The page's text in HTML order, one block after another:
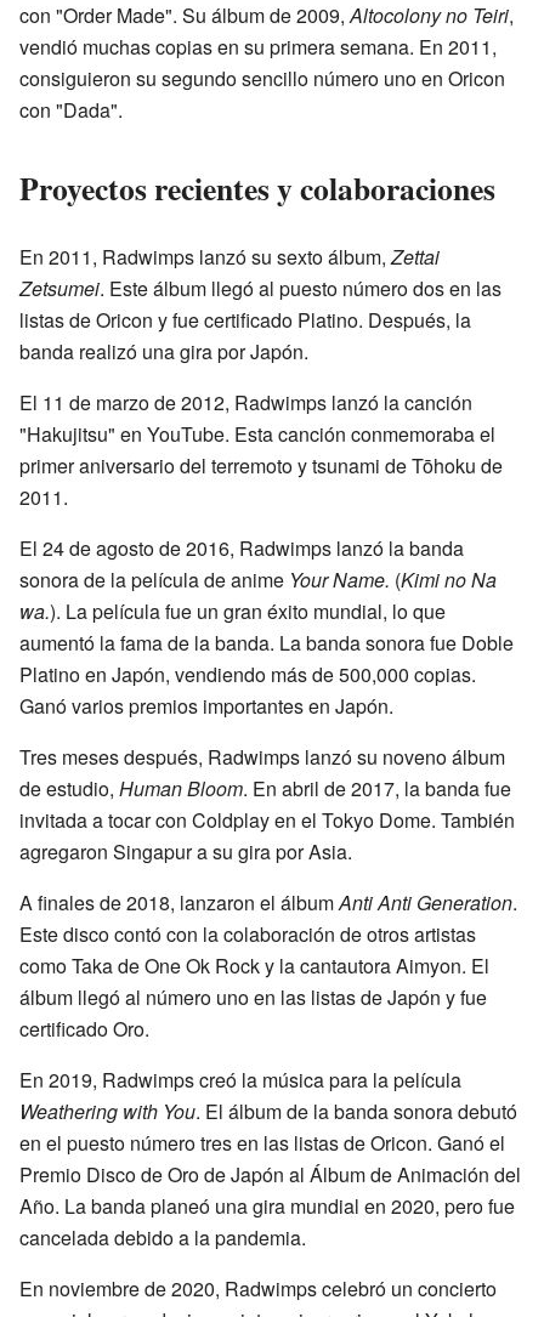
con "Order Made". Su álbum de 2009,Altocolony no Teiri,
vendió muchas copias en su primera semana. En 2011,
consiguieron su segundo sencillo número uno en Oricon
con "Dada".
Proyectos recientes y colaboraciones
En 2011, Radwimps lanzó su sexto álbum,Zettai
Zetsumei. Este álbum llegó al puesto número dos en las
listas de Oricon y fue certificado Platino. Después, la
banda realizó una gira por Japón.
El 11 de marzo de 2012, Radwimps lanzó la canción
"Hakujitsu" en YouTube. Esta canción conmemoraba el
primer aniversario del terremoto y tsunami de Tōhoku de
2011.
El 24 de agosto de 2016, Radwimps lanzó la banda
sonora de la película de anime Your Name. (Kimi no Na
wa.). La película fue un gran éxito mundial, lo que
aumentó la fama de la banda. La banda sonora fue Doble
Platino en Japón, vendiendo más de 500,000 copias.
Ganó varios premios importantes en Japón.
Tres meses después, Radwimps lanzó su noveno álbum
de estudio, Human Bloom. En abril de 2017, la banda fue
invitada a tocar con Coldplay en el Tokyo Dome. También
agregaron Singapur a su gira por Asia.
A finales de 2018, lanzaron el álbumAnti Anti Generation.
Este disco contó con la colaboración de otros artistas
como Taka de One Ok Rock y la cantautora Aimyon. El
álbum llegó al número uno en las listas de Japón y fue
certificado Oro.
En 2019, Radwimps creó la música para la película
Weathering with You. El álbum de la banda sonora debutó
en el puesto número tres en las listas de Oricon. Ganó el
Premio Disco de Oro de Japón al Álbum de Animación del
Año. La banda planeó una gira mundial en 2020, pero fue
cancelada debido a la pandemia.
En noviembre de 2020, Radwimps celebró un concierto